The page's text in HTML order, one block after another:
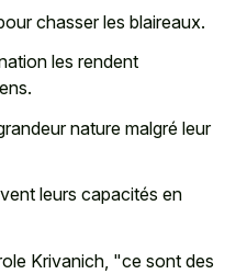
chasser les blaireaux.
les rendent
nature malgré leur
leurs capacités en
Krivanich, "ce sont des